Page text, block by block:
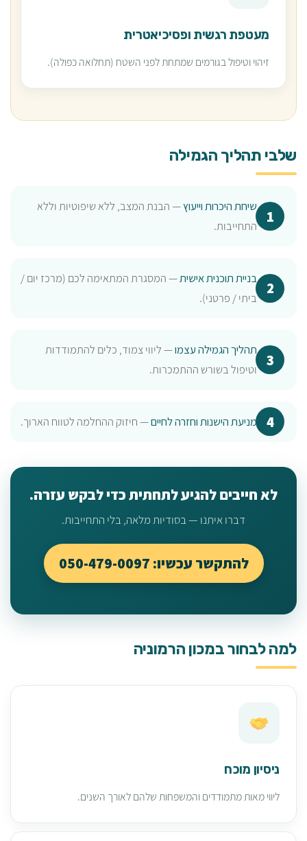
מעטפת רגשית ופסיכיאטרית
זיהוי וטיפול בגורמים שמתחת לפני השטח (תחלואה כפולה).
שלבי תהליך הגמילה
שיחת היכרות וייעוץ— הבנת המצב, ללא שיפוטיות וללא
התחייבות.
בניית תוכנית אישית— המסגרת המתאימה לכם (מרכז יום /
ביתי / פרטני).
תהליך הגמילה עצמו— ליווי צמוד, כלים להתמודדות
וטיפול בשורש ההתמכרות.
מניעת הישנות וחזרה לחיים— חיזוק ההחלמה לטווח הארוך.
לא חייבים להגיע לתחתית כדי לבקש עזרה.
דברו איתנו — בסודיות מלאה, בלי התחייבות.
להתקשר עכשיו: 050-479-0097
למה לבחור במכון הרמוניה
ניסיון מוכח
ליווי מאות מתמודדים והמשפחות שלהם לאורך השנים.